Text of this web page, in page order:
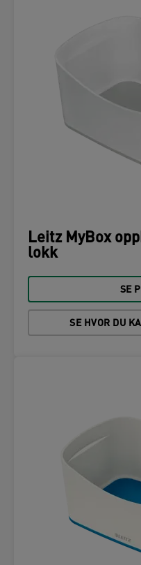
Leitz MyBox
lokk
SE
SE HVOR DU